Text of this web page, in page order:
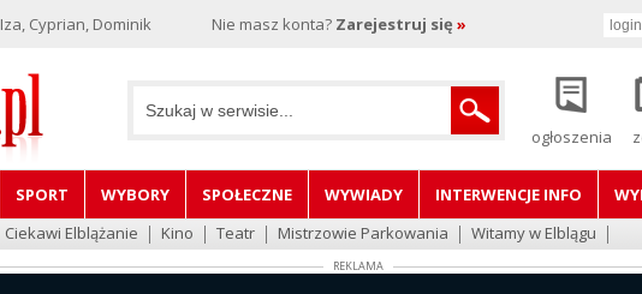
Iza, Cyprian, Dominik Nie masz konta? Zarejestruj się »
ogłoszenia
SPORT WYBORY SPOŁECZNE WYWIADY INTERWENCJE INFO
Ciekawi Elblążanie Kino Teatr Mistrzowie Parkowania Witamy w Elblągu
REKLAMA